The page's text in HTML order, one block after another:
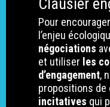
Clausier
Pour
l’enjeu
négociations
et utiliser les
d’engagement,
propositions de
incitatives qui